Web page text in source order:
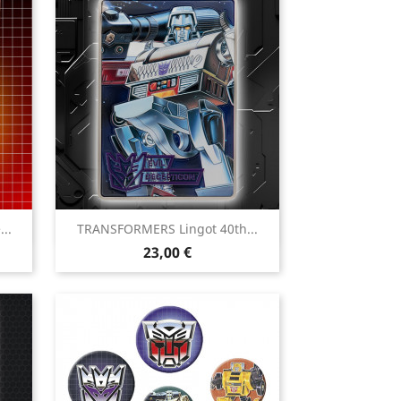
TRANSFORMERS Lingot 40th...
Prix
23,00 €
Aperçu rapide